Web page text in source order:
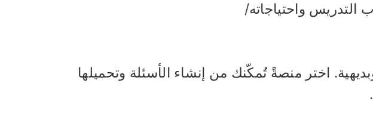
التدريس واحتياجاته/
اختر منصةً تُمكّنك من إنشاء الأسئلة وتحميلها